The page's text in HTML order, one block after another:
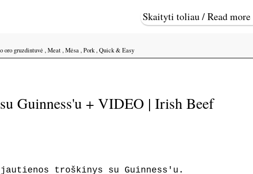
Skaityti toliau / Read more
oro gruzdintuvė ,Meat,Mėsa,Pork,Quick & Easy
Guinness'u + VIDEO | Irish Beef
troškinys su Guinness'u.